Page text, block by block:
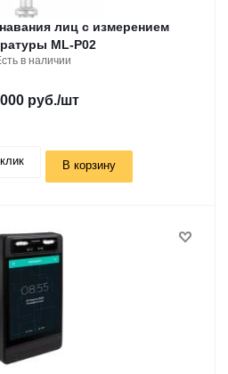
лиц с измерением
ML-P02
в наличии
руб./шт
В корзину